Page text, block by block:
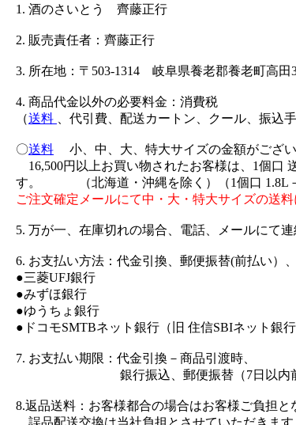
1. 酒のさいとう 齊藤正行
2. 販売責任者：齊藤正行
3. 所在地：〒503-1314 岐阜県養老郡養老町高田
4. 商品代金以外の必要料金：消費税
（送料 、代引費、配送カートン、クール、振込
〇送料 小、中、大、特大サイズの金額がござい
16,500円以上お買い物されたお客様は、1個口
す。 （北海道・沖縄を除く）（1個口 1.8L－
ご注文確定メールにて中・大・特大サイズの送料
5. 万が一、在庫切れの場合、電話、メールにて連
6. お支払い方法：代金引換、郵便振替(前払い）
●三菱UFJ銀行
●みずほ銀行
●ゆうちょ銀行
●ドコモSMTBネット銀行（旧 住信SBIネット銀行
7. お支払い期限：代金引換－商品引渡時、
銀行振込、郵便振替（7日以内前
8.返品送料：お客様都合の場合はお客様ご負担と
誤品配送交換は当社負担とさせていただきます